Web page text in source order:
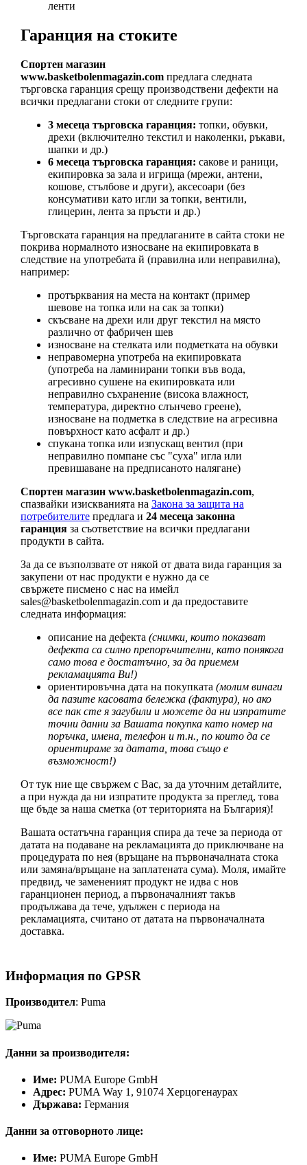
ленти
Гаранция на стоките
Спортен магазин
www.basketbolenmagazin.comпредлага следната
търговска гаранция срещу производствени дефекти на
всички предлагани стоки от следните групи:
3 месеца търговска гаранция: топки, обувки,
дрехи (включително текстил и наколенки, ръкави,
шапки и др.)
6 месеца търговска гаранция: сакове и раници,
екипировка за зала и игрища (мрежи, антени,
кошове, стълбове и други), аксесоари (без
консумативи като игли за топки, вентили,
глицерин, лента за пръсти и др.)
Търговската гаранция на предлаганите в сайта стоки не
покрива нормалното износване на екипировката в
следствие на употребата й (правилна или неправилна),
например:
протърквания на места на контакт (пример
шевове на топка или на сак за топки)
скъсване на дрехи или друг текстил на място
различно от фабричен шев
износване на стелката или подметката на обувки
неправомерна употреба на екипировката
(употреба на ламинирани топки във вода,
агресивно сушене на екипировката или
неправилно съхранение (висока влажност,
температура, директно слънчево греене),
износване на подметка в следствие на агресивна
повърхност като асфалт и др.)
спукана топка или изпускащ вентил (при
неправилно помпане със "суха" игла или
превишаване на предписаното налягане)
Спортен магазин www.basketbolenmagazin.com,
спазвайки изискванията на Закона за защита на
потребителитепредлага и 24 месеца законна
гаранцияза съответствие на всички предлагани
продукти в сайта.
За да се възползвате от някой от двата вида гаранция за
закупени от нас продукти е нужно да се
свържете писмено с нас на имейл
sales@basketbolenmagazin.comи да предоставите
следната информация:
описание на дефекта (снимки, които показват
дефекта са силно препоръчителни, като понякога
само това е достатъчно, за да приемем
рекламацията Ви!)
ориентировъчна дата на покупката (молим винаги
да пазите касовата бележка (фактура), но ако
все пак сте я загубили и можете да ни изпратите
точни данни за Вашата покупка като номер на
поръчка, имена, телефон и т.н., по които да се
ориентираме за датата, това също е
възможност!)
От тук ние ще свържем с Вас, за да уточним детайлите,
а при нужда да ни изпратите продукта за преглед, това
ще бъде за наша сметка (от територията на България)!
Вашата остатъчна гаранция спира да тече за периода от
датата на подаване на рекламацията до приключване на
процедурата по нея (връщане на първоначалната стока
или замяна/връщане на заплатената сума). Моля, имайте
предвид, че замененият продукт не идва с нов
гаранционен период, а първоначалният такъв
продължава да тече, удължен с периода на
рекламацията, считано от датата на първоначалната
доставка.
Информация по GPSR
Производител: Puma
Данни за производителя:
Име: PUMA Europe GmbH
Адрес: PUMA Way 1, 91074 Херцогенаурах
Държава: Германия
Данни за отговорното лице:
Име: PUMA Europe GmbH